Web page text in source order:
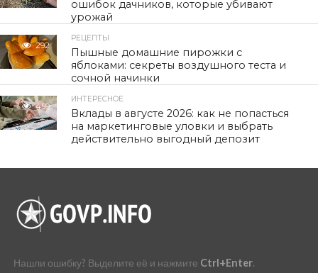
ошибок дачников, которые убивают
урожай
292
РЕЦЕПТЫ
Пышные домашние пирожки с
яблоками: секреты воздушного теста и
сочной начинки
459
ИНТЕРЕСНОЕ
Вклады в августе 2026: как не попасться
на маркетинговые уловки и выбрать
действительно выгодный депозит
Нашли ошибку? Выделите её и нажмите Ctrl+Enter.